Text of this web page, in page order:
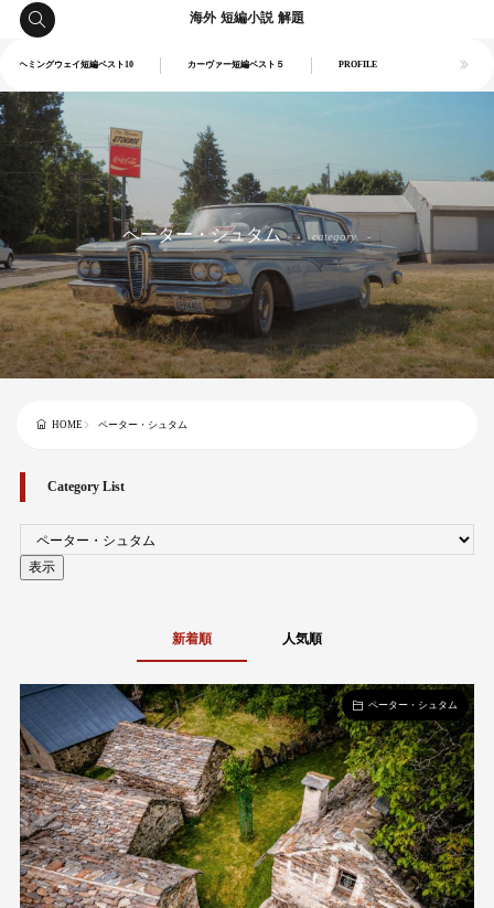
海外 短編小説 解題
ヘミングウェイ短編ベスト10 カーヴァー短編ベスト５ PROFILE
ペーター・シュタム category
HOME ペーター・シュタム
Category List
新着順 人気順
ペーター・シュタム